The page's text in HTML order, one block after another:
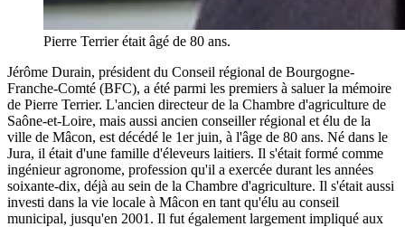
Pierre Terrier était âgé de 80 ans.
Jérôme Durain, président du Conseil régional de Bourgogne-
Franche-Comté (BFC), a été parmi les premiers à saluer la mémoire
de Pierre Terrier. L'ancien directeur de la Chambre d'agriculture de
Saône-et-Loire, mais aussi ancien conseiller régional et élu de la
ville de Mâcon, est décédé le 1er juin, à l'âge de 80 ans. Né dans le
Jura, il était d'une famille d'éleveurs laitiers. Il s'était formé comme
ingénieur agronome, profession qu'il a exercée durant les années
soixante-dix, déjà au sein de la Chambre d'agriculture. Il s'était aussi
investi dans la vie locale à Mâcon en tant qu'élu au conseil
municipal, jusqu'en 2001. Il fut également largement impliqué aux